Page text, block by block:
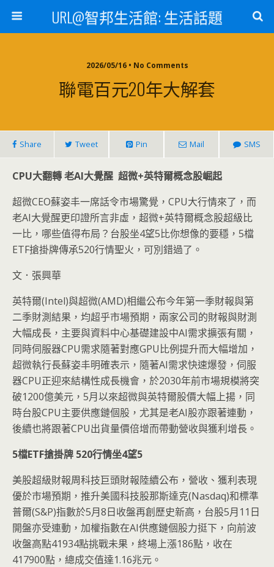
URL@智邦生活館: 生活話題
2026/05/16 • No Comments
聯電百元20年大解套
Share Tweet Pin Mail SMS
CPU大翻轉老AI大覺醒 超微+英特爾概念股崛起
超微CEO蘇姿丰一席話令市場驚覺，CPU大行情來了，而
老AI大覺醒更印證所言非虛，超微+英特爾概念股超級比
一比，哪些值得布局？台股坐4望5比你想像的要穩，5檔
ETF搶掛牌傳承520行情聖火，可別錯過了。
文．張興華
英特爾(Intel)與超微(AMD)相繼公布今年第一季財報與第
二季財測結果，均超乎市場預期，兩家公司的財報與財測
大幅成長，主要與資料中心基礎建設中AI需求擴張有關，
同時伺服器CPU需求隨著對應GPU比例提升而大幅增加，
超微執行長蘇姿丰明確表示，隨著AI需求快速爆發，伺服
器CPU正迎來結構性成長機會，於2030年前市場規模將突
破1200億美元，5月以來超微與英特爾股價大幅上揚，同
時台股CPU主要供應鏈個股，尤其是老AI股亦跟著連動，
後續也將跟著CPU出貨量價倍增而帶動營收與獲利增長。
5檔ETF搶掛牌 520行情坐4望5
美股超級財報周科技巨頭財報陸續公布，營收、獲利表現
優於市場預期，推升美國科技股那斯達克(Nasdaq)和標準
普爾(S&P)指數於5月8日收盤再創歷史新高，台股5月11日
開盤亦受連動，加權指數在AI供應鏈個股力挺下，向前波
收盤高點41934點挑戰未果，終場上漲186點，收在
417900點，總成交值達1.16兆元。